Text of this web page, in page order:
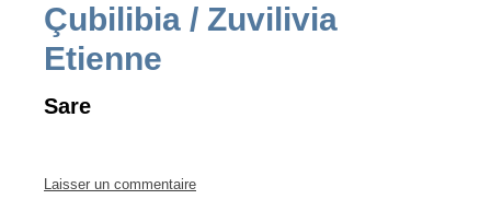
Çubilibia / Zuvilivia
Etienne
Sare
Laisser un commentaire